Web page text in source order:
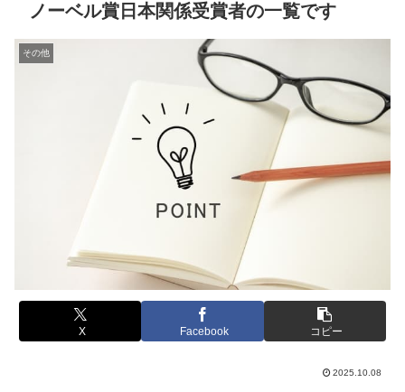
ノーベル賞日本関係受賞者の一覧です
その他
X Facebook コピー
2025.10.08